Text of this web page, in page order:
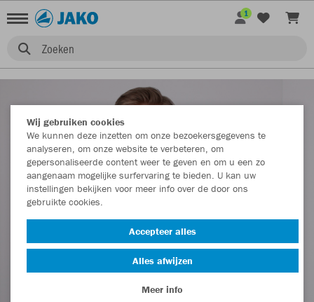
Zoeken
1
Wij gebruiken cookies
We kunnen deze inzetten om onze bezoekersgegevens te
analyseren, om onze website te verbeteren, om
gepersonaliseerde content weer te geven en om u een zo
aangenaam mogelijke surfervaring te bieden. U kan uw
instellingen bekijken voor meer info over de door ons
gebruikte cookies.
Accepteer alles
Alles afwijzen
Meer info